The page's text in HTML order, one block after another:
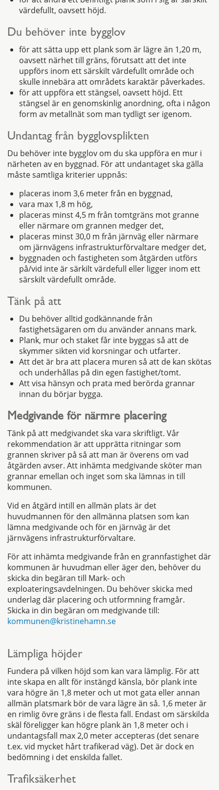
värdefullt, oavsett höjd.
Du behöver inte bygglov
för att sätta upp ett plank som är lägre än 1,20 m,
oavsett närhet till gräns, förutsatt att det inte
uppförs inom ett särskilt värdefullt område och
skulle innebära att områdets karaktär påverkades.
för att uppföra ett stängsel, oavsett höjd. Ett
stängsel är en genomskinlig anordning, ofta i någon
form av metallnät som man tydligt ser igenom.
Undantag från bygglovsplikten
Du behöver inte bygglov om du ska uppföra en mur i
närheten av en byggnad. För att undantaget ska gälla
måste samtliga kriterier uppnås:
placeras inom 3,6 meter från en byggnad,
vara max 1,8 m hög,
placeras minst 4,5 m från tomtgräns mot granne
eller närmare om grannen medger det,
placeras minst 30,0 m från järnväg eller närmare
om järnvägens infrastrukturförvaltare medger det,
byggnaden och fastigheten som åtgärden utförs
på/vid inte är särkilt värdefull eller ligger inom ett
särskilt värdefullt område.
Tänk på att
Du behöver alltid godkännande från
fastighetsägaren om du använder annans mark.
Plank, mur och staket får inte byggas så att de
skymmer sikten vid korsningar och utfarter.
Att det är bra att placera muren så att de kan skötas
och underhållas på din egen fastighet/tomt.
Att visa hänsyn och prata med berörda grannar
innan du börjar bygga.
Medgivande för närmre placering
Tänk på att medgivandet ska vara skriftligt. Vår
rekommendation är att upprätta ritningar som
grannen skriver på så att man är överens om vad
åtgärden avser. Att inhämta medgivande sköter man
grannar emellan och inget som ska lämnas in till
kommunen.
Vid en åtgärd intill en allmän plats är det
huvudmannen för den allmänna platsen som kan
lämna medgivande och för en järnväg är det
järnvägens infrastrukturförvaltare.
För att inhämta medgivande från en grannfastighet där
kommunen är huvudman eller äger den, behöver du
skicka din begäran till Mark- och
exploateringsavdelningen. Du behöver skicka med
underlag där placering och utformning framgår.
Skicka in din begäran om medgivande till:
kommunen@kristinehamn.se
Lämpliga höjder
Fundera på vilken höjd som kan vara lämplig. För att
inte skapa en allt för instängd känsla, bör plank inte
vara högre än 1,8 meter och ut mot gata eller annan
allmän platsmark bör de vara lägre än så. 1,6 meter är
en rimlig övre gräns i de flesta fall. Endast om särskilda
skäl föreligger kan högre plank än 1,8 meter och i
undantagsfall max 2,0 meter accepteras (det senare
t.ex. vid mycket hårt trafikerad väg). Det är dock en
bedömning i det enskilda fallet.
Trafiksäkerhet